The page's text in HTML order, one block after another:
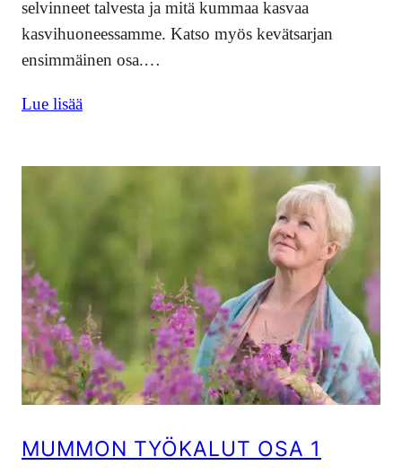
selvinneet talvesta ja mitä kummaa kasvaa
kasvihuoneessamme. Katso myös kevätsarjan
ensimmäinen osa.…
Lue lisää
MUMMON TYÖKALUT OSA 1